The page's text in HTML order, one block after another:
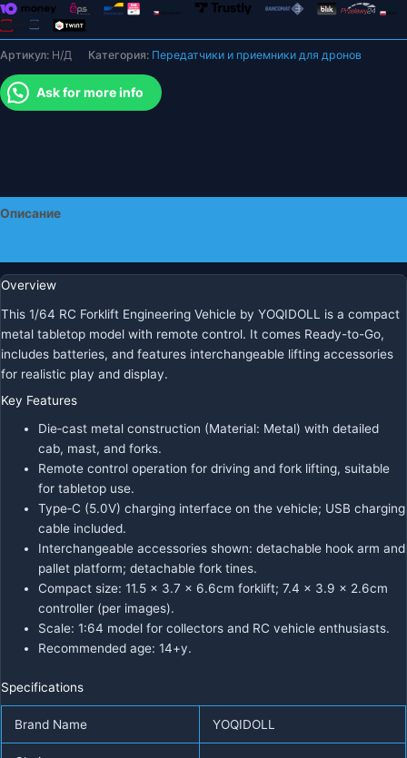
радиоуправлением,
пульт
дистанционного
управления,
зарядка
см
Артикул: Н/Д Категория: Передатчики и приемники для дронов
Ask for more info
Описание
Overview
This 1/64 RC Forklift Engineering Vehicle by YOQIDOLL is a compact
metal tabletop model with remote control. It comes Ready-to-Go,
includes batteries, and features interchangeable lifting accessories
for realistic play and display.
Key Features
Die‑cast metal construction (Material: Metal) with detailed
cab, mast, and forks.
Remote control operation for driving and fork lifting, suitable
for tabletop use.
Type‑C (5.0V) charging interface on the vehicle; USB charging
cable included.
Interchangeable accessories shown: detachable hook arm and
pallet platform; detachable fork tines.
Compact size: 11.5 × 3.7 × 6.6cm forklift; 7.4 × 3.9 × 2.6cm
controller (per images).
Scale: 1:64 model for collectors and RC vehicle enthusiasts.
Recommended age: 14+y.
Specifications
Brand Name YOQIDOLL